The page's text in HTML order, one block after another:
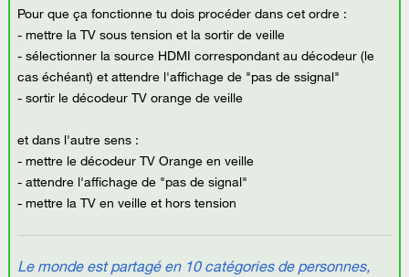
Pour que ça fonctionne tu dois procéder dans cet ordre :
- mettre la TV sous tension et la sortir de veille
- sélectionner la source HDMI correspondant au décodeur (le
cas échéant) et attendre l'affichage de "pas de ssignal"
- sortir le décodeur TV orange de veille
et dans l'autre sens :
- mettre le décodeur TV Orange en veille
- attendre l'affichage de "pas de signal"
- mettre la TV en veille et hors tension
Le monde est partagé en 10 catégories de personnes,